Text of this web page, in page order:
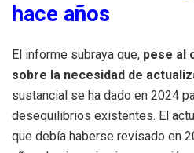
hace años
El informe subraya que, pese al
sobre la necesidad de
sustancial se ha dado en 2024
desequilibrios existentes. El
que debía haberse revisado en